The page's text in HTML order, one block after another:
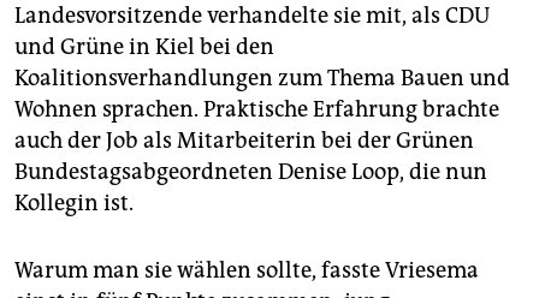
Landesvorsitzende verhandelte sie mit, als CDU
und Grüne in Kiel bei den
Koalitionsverhandlungen zum Thema Bauen und
Wohnen sprachen. Praktische Erfahrung brachte
auch der Job als Mitarbeiterin bei der Grünen
Bundestagsabgeordneten Denise Loop, die nun
Kollegin ist.
Warum man sie wählen sollte, fasste Vriesema